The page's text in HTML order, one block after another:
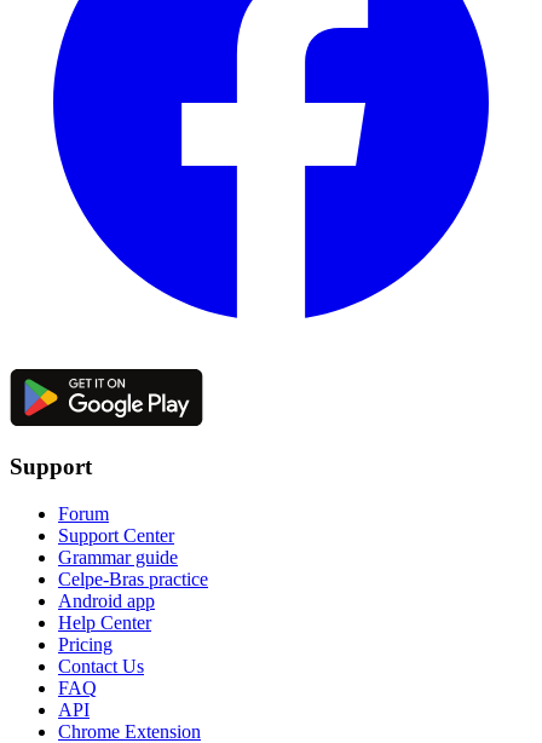
Support
Forum
Support Center
Grammar guide
Celpe-Bras practice
Android app
Help Center
Pricing
Contact Us
FAQ
API
Chrome Extension